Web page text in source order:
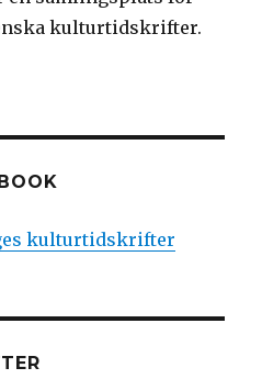
kulturtidskrifter.
kulturtidskrifter